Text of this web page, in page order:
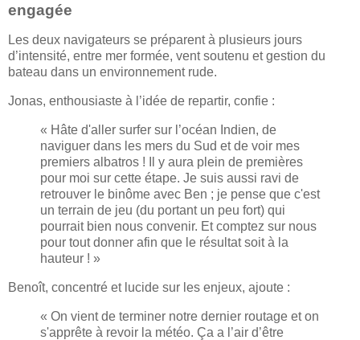
engagée
Les deux navigateurs se préparent à plusieurs jours
d’intensité, entre mer formée, vent soutenu et gestion du
bateau dans un environnement rude.
Jonas, enthousiaste à l’idée de repartir, confie :
« Hâte d'aller surfer sur l’océan Indien, de
naviguer dans les mers du Sud et de voir mes
premiers albatros ! Il y aura plein de premières
pour moi sur cette étape. Je suis aussi ravi de
retrouver le binôme avec Ben ; je pense que c'est
un terrain de jeu (du portant un peu fort) qui
pourrait bien nous convenir. Et comptez sur nous
pour tout donner afin que le résultat soit à la
hauteur ! »
Benoît, concentré et lucide sur les enjeux, ajoute :
« On vient de terminer notre dernier routage et on
s'apprête à revoir la météo. Ça a l’air d’être